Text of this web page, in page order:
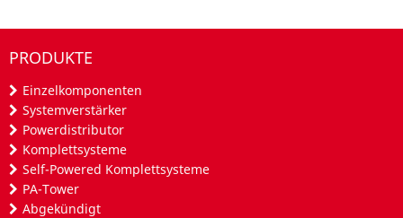
PRODUKTE
Einzelkomponenten
Systemverstärker
Powerdistributor
Komplettsysteme
Self-Powered Komplettsysteme
PA-Tower
Abgekündigt